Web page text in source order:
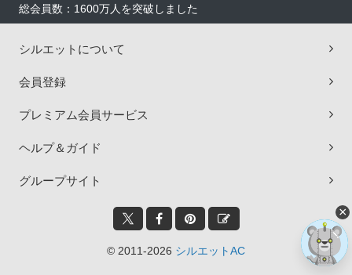
総会員数：1600万人を突破しました
シルエットについて
会員登録
プレミアム会員サービス
ヘルプ＆ガイド
グループサイト
© 2011-2026 シルエットAC
×